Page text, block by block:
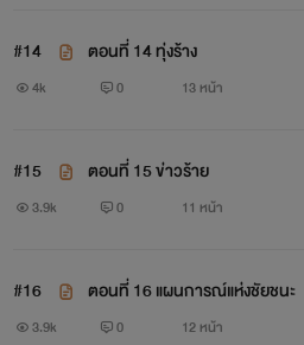
โอสถมี 7 ระดับ ระดับต่ำ ระดับกล
ระดับปฐพี
ระดับสวรรค์ ระดับตำนาน ระดั
ระดับต่ำ
#14 ตอนที่ 14 ทุ่งร้าง
4k 0 13 หน้า
#15 ตอนที่ 15 ข่าวร้าย
3.9k 0 11 หน้า
#16 ตอนที่ 16 แผนการณ์แห่งชัยชนะ
3.9k 0 12 หน้า